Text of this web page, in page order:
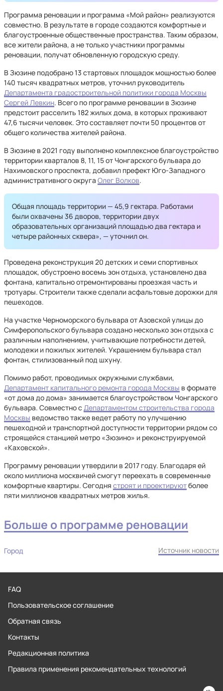
Программа реновации и программа «Мой район» реализуются
совместно. В результате в городе создаются комфортные и
благоустроенные общественные пространства. Таким образом,
все жители района, а не только участники программы
реновации, получат обновленную городскую среду.
В Зюзине подобрано 13 стартовых площадок мощностью более
140 тысяч квадратных метров, уточнил руководитель
Департамента градостроительной политики города Москвы
Сергей Левкин. Всего по программе реновации в Зюзине
предстоит расселить 182 жилых дома, в которых проживают
47,6 тысячи человек. Это составляет почти 50 процентов от
общего количества жителей района.
В Зюзине в 2021 году выполнено комплексное благоустройство
территории кварталов 8, 11, 15 от Чонгарского бульвара до
Нахимовского проспекта, добавил префект Юго-Западного
административного округа Олег Волков.
Общая площадь территории — 45,9 гектара. Работами
были охвачены 36 дворов, территории двух
образовательных организаций площадью два гектара и
четыре районных сквера», — уточнил он.
Проведена реконструкция 20 детских и семи спортивных
площадок, обустроено восемь зон отдыха, установлено два
фонтана, капитально отремонтированы проезжая часть и
тротуары. Строители также сделали асфальтовые дорожки для
пешеходов.
На участке Черноморского бульвара от Азовской улицы до
Симферопольского бульвара создано несколько зон отдыха с
различным наполнением, учитывающие потребности детей,
молодежи и пожилых жителей. Украшением бульвара стал
фонтан, стилизованный под шхуну.
Помимо работ, проводимых окружными службами,
Департамент капитального ремонта города Москвы в формате
«от дома до дома» занимается благоустройством Чонгарского
бульвара. Совместно сДепартаментом строительства города
Москвы ведомство также ведет работу по улучшению
пешеходной и транспортной доступности территории рядом со
строящейся станцией метро «Зюзино» и реконструируемой
«Каховской».
Программу реновации утвердили в 2017 году. Благодаря ей
около миллиона москвичей смогут переехать в современные
комфортные квартиры. Сегодня строят и проектируютболее
пяти миллионов квадратных метров жилья.
Больше о программе реновации
Город Источник новости
FAQ
Пользовательское соглашение
Обратная связь
Контакты
Редакционная политика
Правила применения рекомендательных технологий